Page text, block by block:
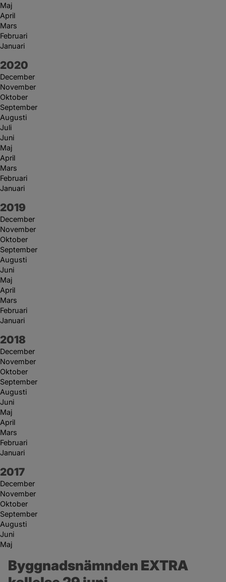
Maj
April
Mars
Februari
Januari
År:
2020
December
November
Oktober
September
Augusti
Juli
Juni
Maj
April
Mars
Februari
Januari
År:
2019
December
November
Oktober
September
Augusti
Juni
Maj
April
Mars
Februari
Januari
År:
2018
December
November
Oktober
September
Augusti
Juni
Maj
April
Mars
Februari
Januari
År:
2017
December
November
Oktober
September
Augusti
Juni
Maj
Byggnadsnämnden EXTRA